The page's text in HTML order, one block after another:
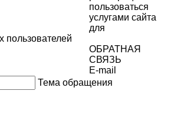
пользоваться
услугами сайта
для
пользователей
ОБРАТНАЯ
СВЯЗЬ
E-mail
Тема обращения